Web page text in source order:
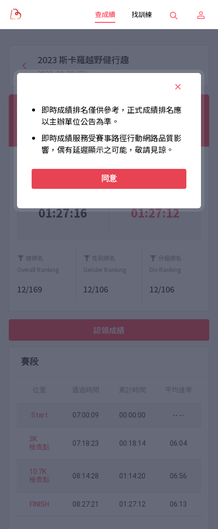
查成績 找訓練
2023 斯卡羅越野健行趣
2023-10-22 (日)
孫聖宣
越野跑14公里
男子組 TW 男 越野gogo
01:27:16 01:27:12
總排名
Overall Ranking
12/169
性別排名
Gender Ranking
12/106
分組排名
Div Ranking
12/106
認領成績
賽段
位置 通過時間 累計時間 平均速率
Start 07:00:09 00:00:00 --:--
3K
檢查點
07:18:23 00:18:14 06:04
10.7K
檢查點
08:14:28 01:14:20 06:56
FINISH 08:27:21 01:27:12 06:13
即時成績排名僅供參考，正式成績排名應
以主辦單位公告為準。
即時成績服務受賽事路徑行動網路品質影
響，偶有延遲顯示之可能，敬請見諒。
同意